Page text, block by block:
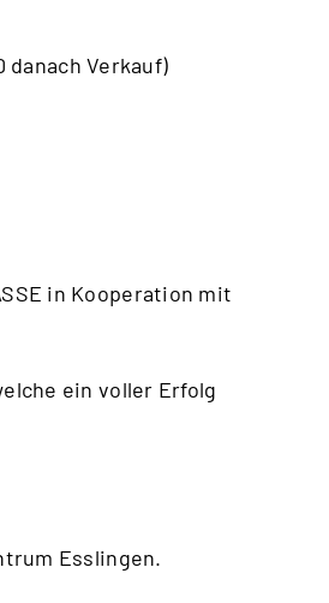
danach Verkauf)
in Kooperation mit
ein voller Erfolg
Esslingen.